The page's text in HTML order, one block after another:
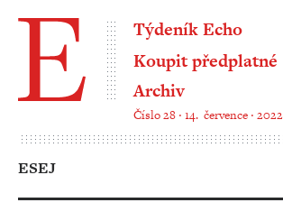
Týdeník Echo
Koupit předplatné
Archiv
Číslo 28 ‧ 14. července ‧ 2022
ESEJ